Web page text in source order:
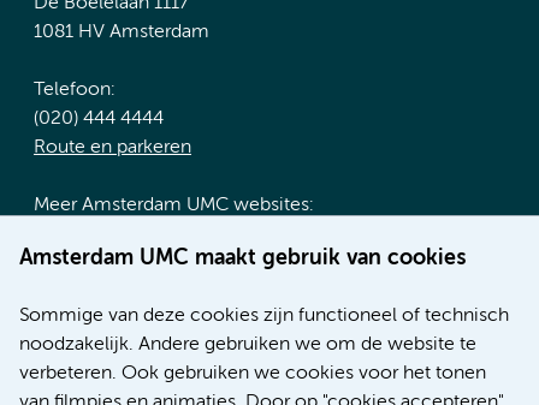
Amsterdam UMC maakt gebruik van cookies
Sommige van deze cookies zijn functioneel of technisch
noodzakelijk. Andere gebruiken we om de website te
verbeteren. Ook gebruiken we cookies voor het tonen
1081 HV Amsterdam
Telefoon:
(020) 444 4444
Route en parkeren
Meer Amsterdam UMC websites:
Werken bij Amsterdam UMC
Nieuws
Research
Educatie locatie AMC
Educatie locatie VUmc